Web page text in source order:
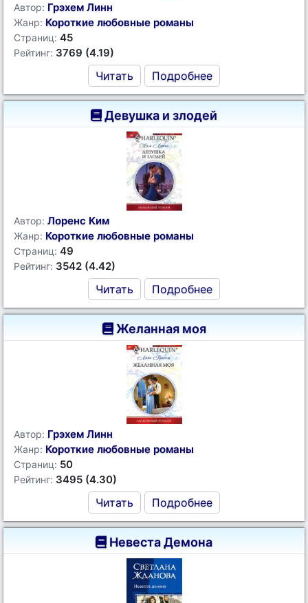
Автор: Грэхем Линн
Жанр: Короткие любовные романы
Страниц: 45
Рейтинг: 3769 (4.19)
Читать Подробнее
Девушка и злодей
Автор: Лоренс Ким
Жанр: Короткие любовные романы
Страниц: 49
Рейтинг: 3542 (4.42)
Читать Подробнее
Желанная моя
Автор: Грэхем Линн
Жанр: Короткие любовные романы
Страниц: 50
Рейтинг: 3495 (4.30)
Читать Подробнее
Невеста Демона